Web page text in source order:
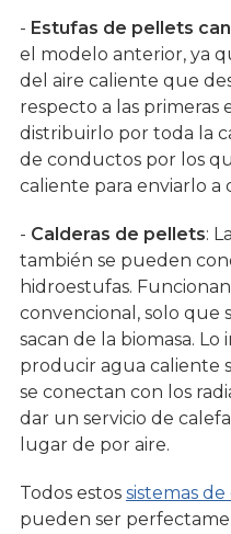
- Estufas de pellets
el modelo anterior, ya
del aire caliente que
respecto a las primeras
distribuirlo por toda la
de conductos por los
caliente para enviarlo a
- Calderas de pellets:
también se pueden
hidroestufas.
convencional, solo que
sacan de la biomasa.
producir agua caliente
se conectan con los
dar un servicio de
lugar de por aire.
Todos estos sistemas
pueden ser